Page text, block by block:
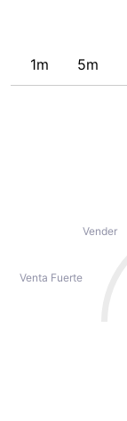
1m 5m
Vender
Venta Fuerte